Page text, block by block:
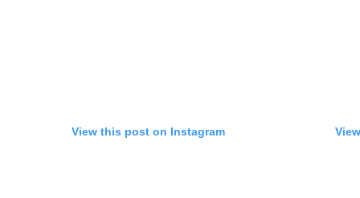
View this post on Instagram